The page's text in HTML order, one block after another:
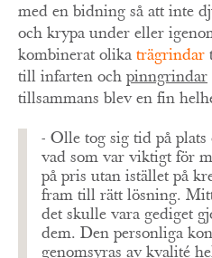
med en bidning så att inte
och krypa under eller
kombinerat olika trägrindar
till infarten och pinngrindar
tillsammans blev en fin
- Olle tog sig tid på
vad som var viktigt för
på pris utan istället på
fram till rätt lösning.
det skulle vara gediget
dem. Den personliga
genomsyras av kvalité